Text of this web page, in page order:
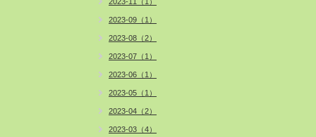
2023-09（1）
2023-08（2）
2023-07（1）
2023-06（1）
2023-05（1）
2023-04（2）
2023-03（4）